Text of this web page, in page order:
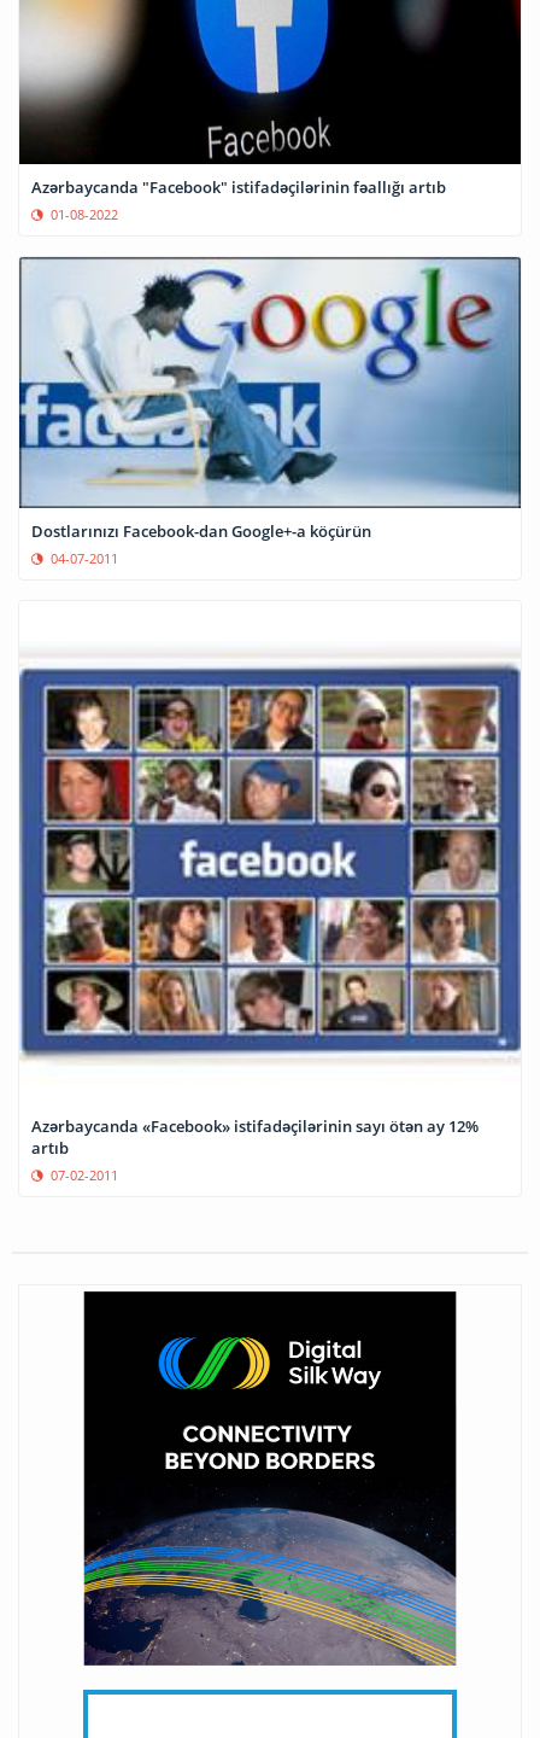
Azərbaycanda "Facebook" istifadəçilərinin fəallığı artıb
01-08-2022
Dostlarınızı Facebook-dan Google+-a köçürün
04-07-2011
Azərbaycanda «Facebook» istifadəçilərinin sayı ötən ay 12%
artıb
07-02-2011